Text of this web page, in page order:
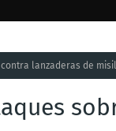
lanzaderas de